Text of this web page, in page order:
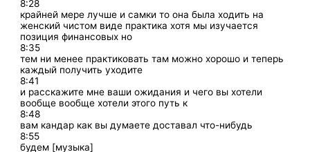
8:28
крайней мере лучше и самки то она была ходить на
женский чистом виде практика хотя мы изучается
позиция финансовых но
8:35
тем ни менее практиковать там можно хорошо и теперь
каждый получить уходите
8:41
и расскажите мне ваши ожидания и чего вы хотели
вообще вообще хотели этого путь к
8:48
вам кандар как вы думаете доставал что-нибудь
8:55
будем [музыка]